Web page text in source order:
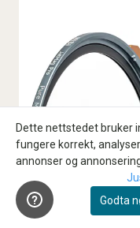
Dette nettstedet bruker
fungere korrekt,
annonser og
Godta